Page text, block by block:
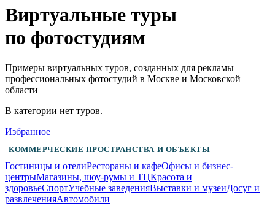
Виртуальные туры
по фотостудиям
Примеры виртуальных туров, созданных для рекламы
профессиональных фотостудий в Москве и Московской
области
В категории нет туров.
Избранное
КОММЕРЧЕСКИЕ ПРОСТРАНСТВА И ОБЪЕКТЫ
Гостиницы и отелиРестораны и кафеОфисы и бизнес-
центрыМагазины, шоу-румы и ТЦКрасота и
здоровьеСпортУчебные заведенияВыставки и музеиДосуг и
развлеченияАвтомобили